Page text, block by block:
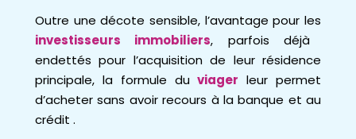
Outre une décote sensible, l’avantage pour les
investisseurs immobiliers, parfois déjà
endettés pour l’acquisition de leur résidence
principale, la formule duviager leur permet
d’acheter sans avoir recours à la banque et au
crédit .